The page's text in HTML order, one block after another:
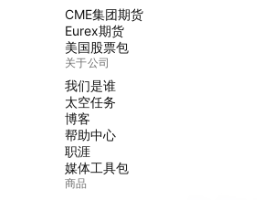
CME集团期货
Eurex期货
美国股票包
关于公司
我们是谁
太空任务
博客
帮助中心
职涯
媒体工具包
商品